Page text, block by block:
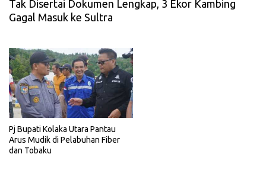
Tak Disertai Dokumen Lengkap, 3 Ekor Kambing
Gagal Masuk ke Sultra
Pj Bupati Kolaka Utara Pantau
Arus Mudik di Pelabuhan Fiber
dan Tobaku